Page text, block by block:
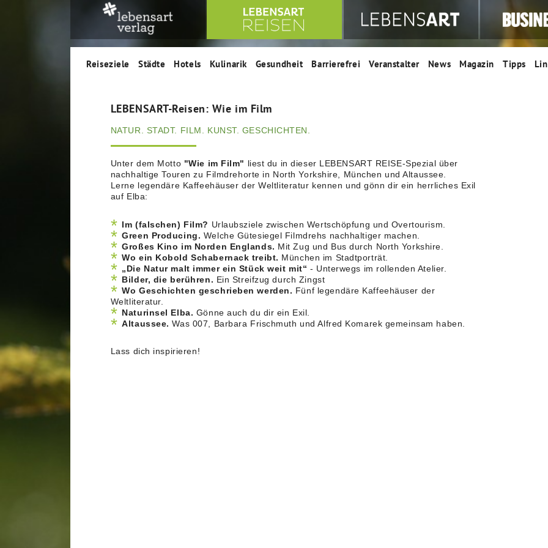
Reiseziele Städte Hotels Kulinarik Gesundheit Barrierefrei Veranstalter News Magazin Tipps
LEBENSART-Reisen: Wie im Film
NATUR. STADT. FILM. KUNST. GESCHICHTEN.
Unter dem Motto "Wie im Film" liest du in dieser LEBENSART REISE-Spezial über
nachhaltige Touren zu Filmdrehorte in North Yorkshire, München und Altaussee.
Lerne legendäre Kaffeehäuser der Weltliteratur kennen und gönn dir ein herrliches Exil
auf Elba:
Im (falschen) Film? Urlaubsziele zwischen Wertschöpfung und Overtourism.
Green Producing. Welche Gütesiegel Filmdrehs nachhaltiger machen.
Großes Kino im Norden Englands. Mit Zug und Bus durch North Yorkshire.
Wo ein Kobold Schabernack treibt. München im Stadtporträt.
„Die Natur malt immer ein Stück weit mit“ - Unterwegs im rollenden Atelier.
Bilder, die berühren. Ein Streifzug durch Zingst
Wo Geschichten geschrieben werden. Fünf legendäre Kaffeehäuser der
Weltliteratur.
Naturinsel Elba. Gönne auch du dir ein Exil.
Altaussee.Was 007, Barbara Frischmuth und Alfred Komarek gemeinsam haben.
Lass dich inspirieren!